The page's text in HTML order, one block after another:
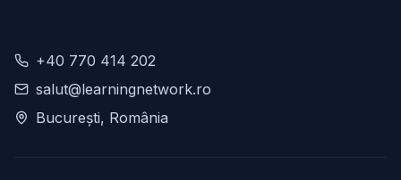
+40 770 414 202
salut@learningnetwork.ro
București, România